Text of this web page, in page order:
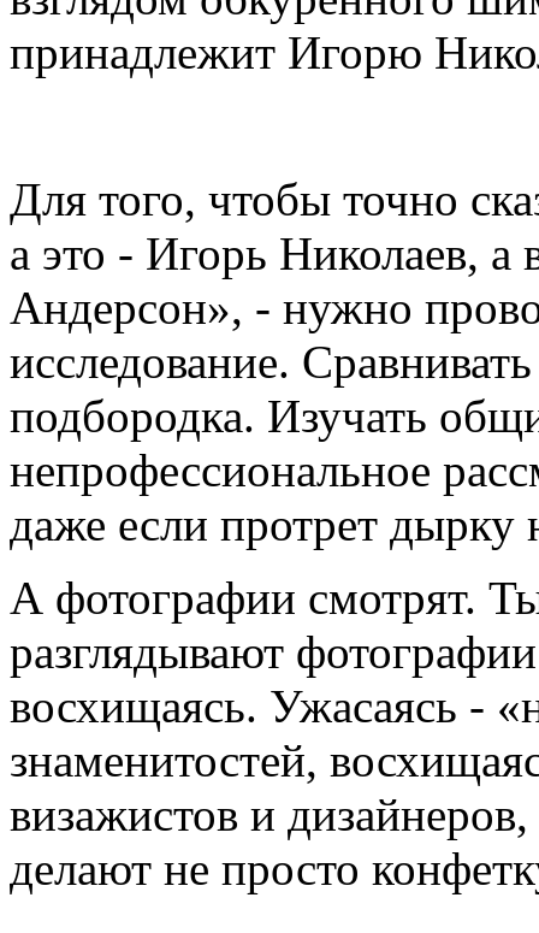
принадлежит Игорю
Для того, чтобы точно
а это - Игорь Николаев, а
Андерсон», - нужно
исследование.
подбородка. Изучать
непрофессиональное
даже если протрет дырку
А фотографии смотрят.
разглядывают
восхищаясь. Ужасаясь -
знаменитостей,
визажистов и
делают не просто